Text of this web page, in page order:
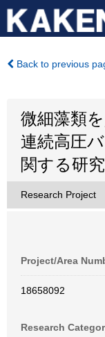
Back to previous
微細藻類
連続高圧
関する研究
Research Project
Project/Area
18658092
Research